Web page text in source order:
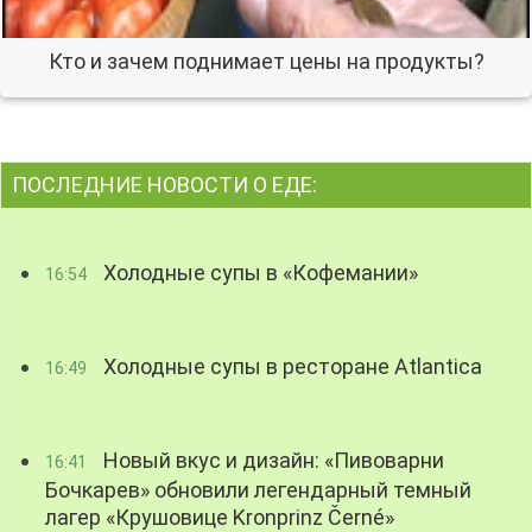
Кто и зачем поднимает цены на продукты?
ПОСЛЕДНИЕ НОВОСТИ О ЕДЕ:
16:54 Холодные супы в «Кофемании»
16:49 Холодные супы в ресторане Atlantica
16:41
Новый вкус и дизайн: «Пивоварни
Бочкарев» обновили легендарный темный
лагер «Крушовице Kronprinz Černé»